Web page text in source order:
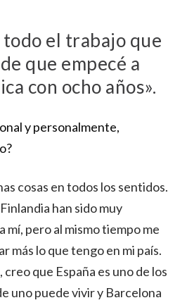
todo el trabajo que
que empecé a
con ocho años».
y personalmente,
cosas en todos los sentidos.
han sido muy
pero al mismo tiempo me
más lo que tengo en mi país.
creo que España es uno de los
uno puede vivir y Barcelona